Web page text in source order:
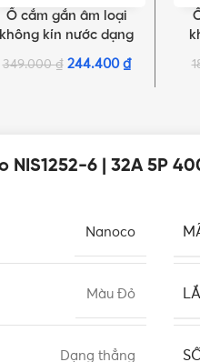
VÀO GIỎ HÀNG
Ổ cắm gắn âm loại
không kín nước dạng
PCE F425-6 | 5P
32A 400V 6H IP44
349.000₫ 244.400 ₫
6 | 32A 5P
Nanoco
Màu Đỏ
Dạng thẳng